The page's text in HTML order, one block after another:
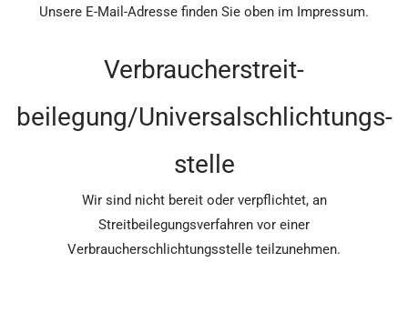
Unsere E-Mail-Adresse finden Sie oben im Impressum.
Verbraucher­streit­
beilegung/Universal­schlichtungs­
stelle
Wir sind nicht bereit oder verpflichtet, an
Streitbeilegungsverfahren vor einer
Verbraucherschlichtungsstelle teilzunehmen.